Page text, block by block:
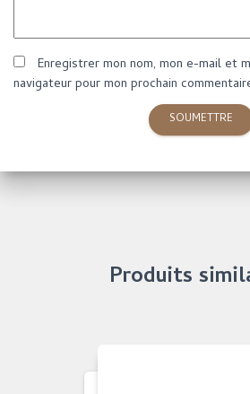
Enregistrer mon nom, mon e-mail et
navigateur pour mon prochain
Produits